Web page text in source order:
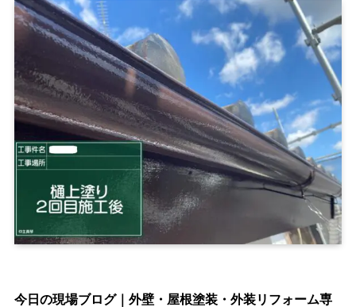
今日の現場ブログ｜外壁・屋根塗装・外装リフォーム専